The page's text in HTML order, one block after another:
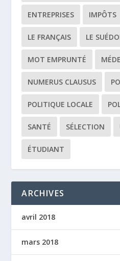
ENTREPRISES IMPÔTS
LE FRANÇAIS LE
MOT EMPRUNTÉ
NUMERUS CLAUSUS
POLITIQUE LOCALE
SANTÉ SÉLECTION
ÉTUDIANT
ARCHIVES
avril 2018
mars 2018